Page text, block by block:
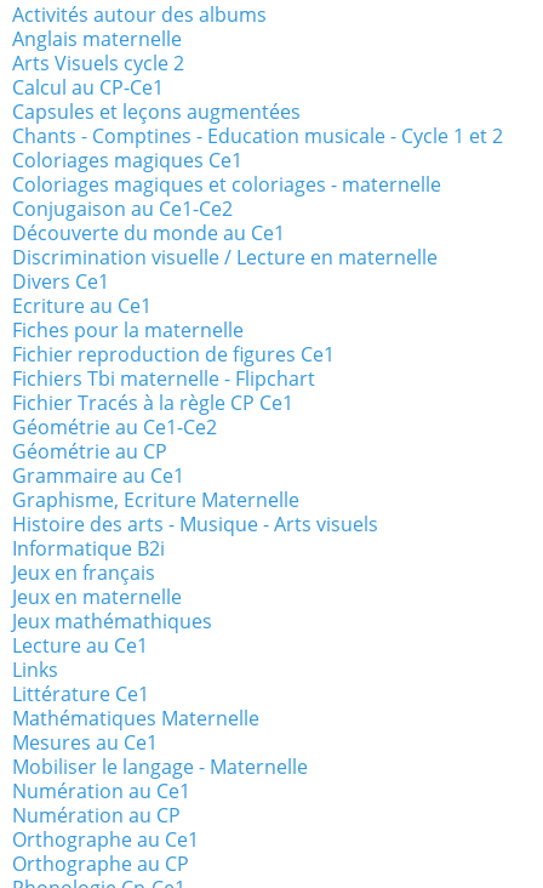
Activités autour des albums
Anglais maternelle
Arts Visuels cycle 2
Calcul au CP-Ce1
Capsules et leçons augmentées
Chants - Comptines - Education musicale - Cycle 1 et 2
Coloriages magiques Ce1
Coloriages magiques et coloriages - maternelle
Conjugaison au Ce1-Ce2
Découverte du monde au Ce1
Discrimination visuelle / Lecture en maternelle
Divers Ce1
Ecriture au Ce1
Fiches pour la maternelle
Fichier reproduction de figures Ce1
Fichiers Tbi maternelle - Flipchart
Fichier Tracés à la règle CP Ce1
Géométrie au Ce1-Ce2
Géométrie au CP
Grammaire au Ce1
Graphisme, Ecriture Maternelle
Histoire des arts - Musique - Arts visuels
Informatique B2i
Jeux en français
Jeux en maternelle
Jeux mathémathiques
Lecture au Ce1
Links
Littérature Ce1
Mathématiques Maternelle
Mesures au Ce1
Mobiliser le langage - Maternelle
Numération au Ce1
Numération au CP
Orthographe au Ce1
Orthographe au CP